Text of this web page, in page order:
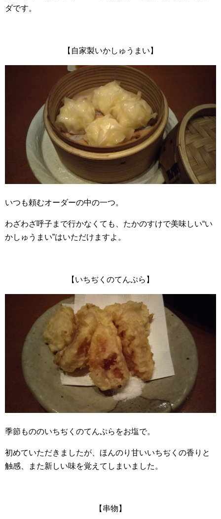
ダです。
【自家製いかしゅうまい】
いつも頼むオーダーの中の一つ。
わざわざ呼子まで行かなくても、たかのすけで美味しい“い
かしゅうまい”はいただけますよ。
【いちぢくのてんぷら】
季節もののいちぢくのてんぷらをお塩で。
初めていただきましたが、ほんのり甘いいちぢくの香りと
触感、また新しい味を覚えてしまいました。
【串物】